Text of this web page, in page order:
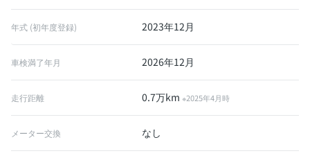
年式 (初年度登録) 2023年12月
車検満了年月 2026年12月
走行距離 0.7万km※2025年4月時
メーター交換 なし